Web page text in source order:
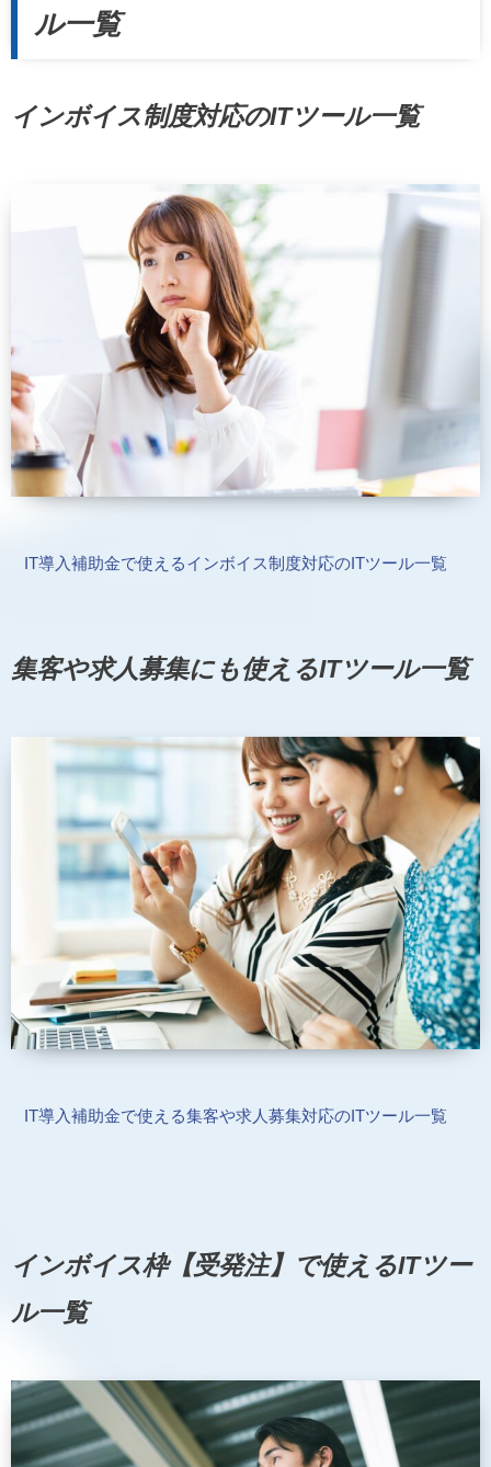
ル一覧
インボイス制度対応のITツール一覧
IT導入補助金で使えるインボイス制度対応のITツール一覧
集客や求人募集にも使えるITツール一覧
IT導入補助金で使える集客や求人募集対応のITツール一覧
インボイス枠【受発注】で使えるITツー
ル一覧